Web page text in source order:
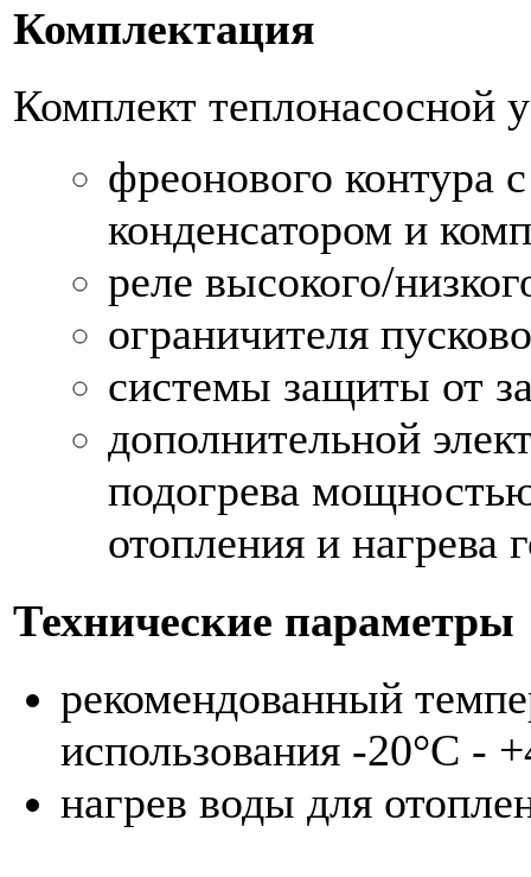
Комплектация
Комплект теплонасосной
фреонового контура
конденсатором и
реле высокого/
ограничителя
системы защиты от
дополнительной
подогрева
отопления и нагрева
Технические параметры
рекомендованный
использования -20°C -
нагрев воды для